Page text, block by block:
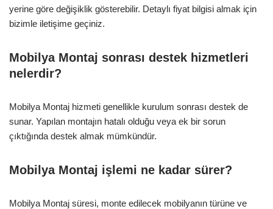
yerine göre değişiklik gösterebilir. Detaylı fiyat bilgisi almak için
bizimle iletişime geçiniz.
Mobilya Montaj sonrası destek hizmetleri
nelerdir?
Mobilya Montaj hizmeti genellikle kurulum sonrası destek de
sunar. Yapılan montajın hatalı olduğu veya ek bir sorun
çıktığında destek almak mümkündür.
Mobilya Montaj işlemi ne kadar sürer?
Mobilya Montaj süresi, monte edilecek mobilyanın türüne ve